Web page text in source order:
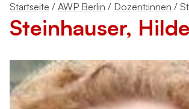
Startseite / AWP Berlin / Dozent:innen /
Steinhauser, Hilde